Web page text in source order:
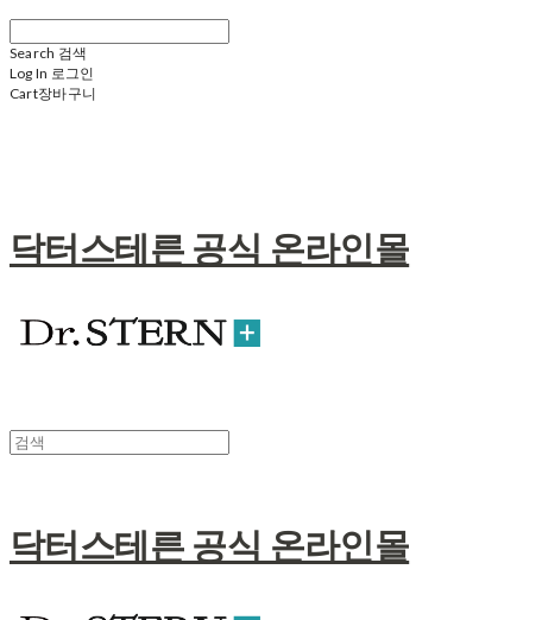
Search 검색
Log In 로그인
Cart장바구니
닥터스테른 공식 온라인몰
닥터스테른 공식 온라인몰